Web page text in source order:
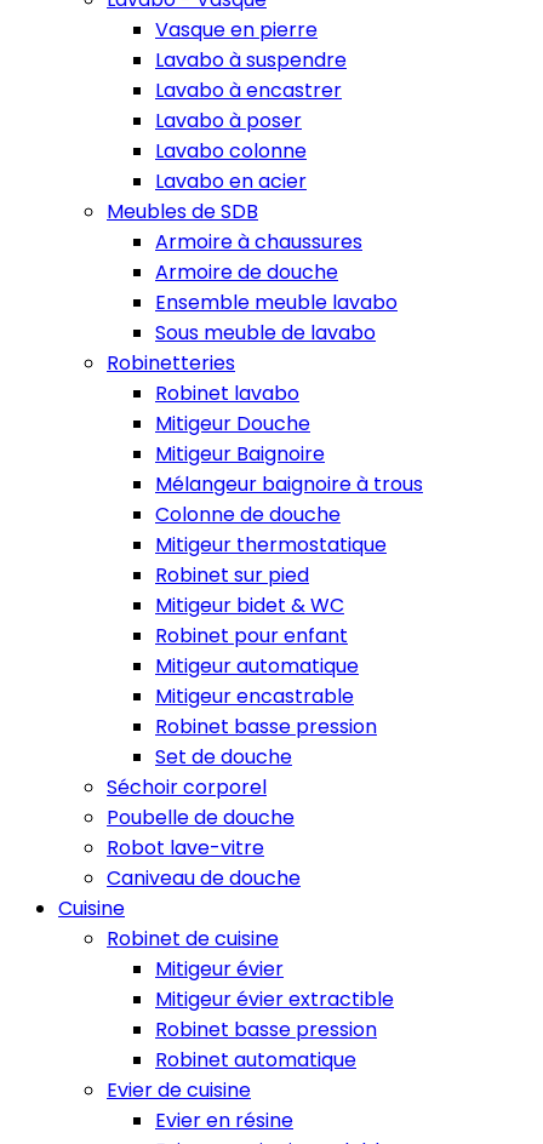
Vasque en pierre
Lavabo à suspendre
Lavabo à encastrer
Lavabo à poser
Lavabo colonne
Lavabo en acier
Meubles de SDB
Armoire à chaussures
Armoire de douche
Ensemble meuble lavabo
Sous meuble de lavabo
Robinetteries
Robinet lavabo
Mitigeur Douche
Mitigeur Baignoire
Mélangeur baignoire à trous
Colonne de douche
Mitigeur thermostatique
Robinet sur pied
Mitigeur bidet & WC
Robinet pour enfant
Mitigeur automatique
Mitigeur encastrable
Robinet basse pression
Set de douche
Séchoir corporel
Poubelle de douche
Robot lave-vitre
Caniveau de douche
Cuisine
Robinet de cuisine
Mitigeur évier
Mitigeur évier extractible
Robinet basse pression
Robinet automatique
Evier de cuisine
Evier en résine